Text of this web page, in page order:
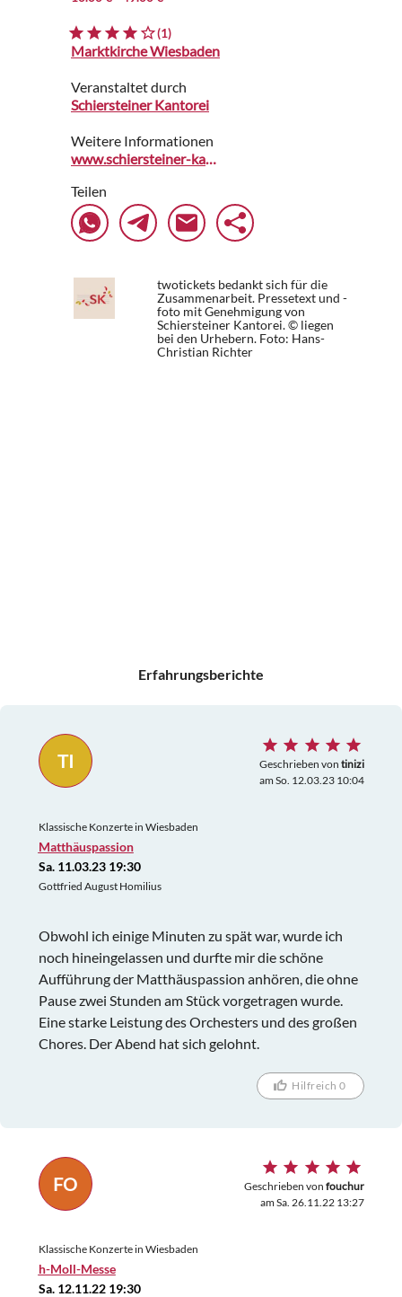
(1)
Marktkirche Wiesbaden
Veranstaltet durch
Schiersteiner Kantorei
Weitere Informationen
www.schiersteiner-kantorei.de
Teilen
twotickets bedankt sich für die
Zusammenarbeit. Pressetext und -
foto mit Genehmigung von
Schiersteiner Kantorei. © liegen
bei den Urhebern. Foto: Hans-
Christian Richter
Erfahrungsberichte
TI Geschrieben von tinizi
am So. 12.03.23 10:04
Klassische Konzerte in Wiesbaden
Matthäuspassion
Sa. 11.03.23 19:30
Gottfried August Homilius
Obwohl ich einige Minuten zu spät war, wurde ich
noch hineingelassen und durfte mir die schöne
Aufführung der Matthäuspassion anhören, die ohne
Pause zwei Stunden am Stück vorgetragen wurde.
Eine starke Leistung des Orchesters und des großen
Chores. Der Abend hat sich gelohnt.
Hilfreich 0
FO Geschrieben von fouchur
am Sa. 26.11.22 13:27
Klassische Konzerte in Wiesbaden
h-Moll-Messe
Sa. 12.11.22 19:30